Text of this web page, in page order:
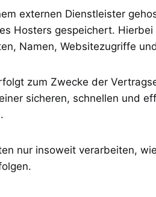
externen Dienstleister
Hosters gespeichert.
Namen, Websitezugriffe
zum Zwecke der
sicheren, schnellen und
nur insoweit verarbeiten,